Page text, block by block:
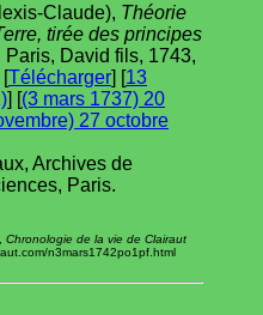
Claude), Théorie
tirée des principes
Paris, David fils, 1743,
[Télécharger] [13
] [(3 mars 1737) 20
27 octobre
Archives de
Paris.
Chronologie de la vie de Clairaut
n3mars1742po1pf.html